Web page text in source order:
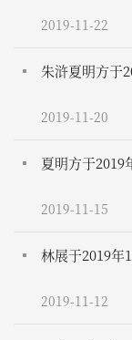
心，做“量化
2019-11-22
朱浒夏明方于
害史专业委员
研讨会
2019-11-20
夏明方于2019
的第十七届开
国际学术研讨
2019-11-15
林展于2019年
举办的“跨国
2019-11-12